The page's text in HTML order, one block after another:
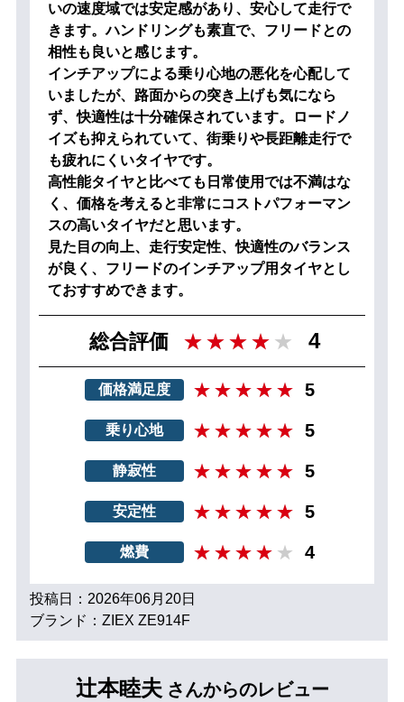
いの速度域では安定感があり、安心して走行で
きます。ハンドリングも素直で、フリードとの
相性も良いと感じます。
インチアップによる乗り心地の悪化を心配して
いましたが、路面からの突き上げも気になら
ず、快適性は十分確保されています。ロードノ
イズも抑えられていて、街乗りや長距離走行で
も疲れにくいタイヤです。
高性能タイヤと比べても日常使用では不満はな
く、価格を考えると非常にコストパフォーマン
スの高いタイヤだと思います。
見た目の向上、走行安定性、快適性のバランス
が良く、フリードのインチアップ用タイヤとし
ておすすめできます。
総合評価 4
価格満足度 5
乗り心地 5
静寂性 5
安定性 5
燃費 4
投稿日：2026年06月20日
ブランド：ZIEX ZE914F
辻本睦夫 さんからのレビュー